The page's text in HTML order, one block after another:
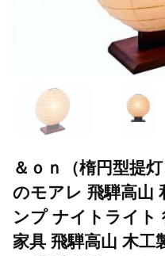
＆ｏｎ（楕円型提
のモアレ 飛騨高山
ンプ ナイトライト
家具 飛騨高山 木工